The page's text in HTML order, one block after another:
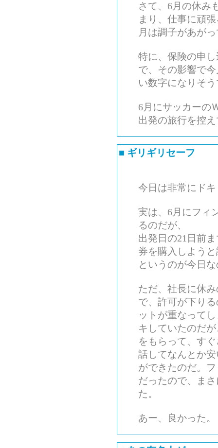
さて、6月の休み
まり、仕事に頑
月は調子があが
特に、保険の申
で、その影響で
い数字になりそ
6月にサッカーの
出発の旅行を控
■ ギリギリセーフ
今日は非常にド
実は、6月にフィ
るのだが、
出発日の21日前
券を購入しよう
というのが今日
ただ、社長に休
で、許可が下り
ットが重なって
キしていたのだ
をもらって、す
話してなんとか
ができたのだ。
だったので、ま
た。
あー、良かった。